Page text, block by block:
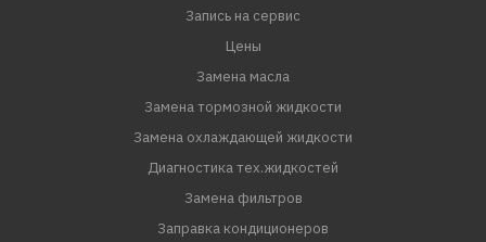
Запись на сервис
Цены
Замена масла
Замена тормозной жидкости
Замена охлаждающей жидкости
Диагностика тех.жидкостей
Замена фильтров
Заправка кондиционеров